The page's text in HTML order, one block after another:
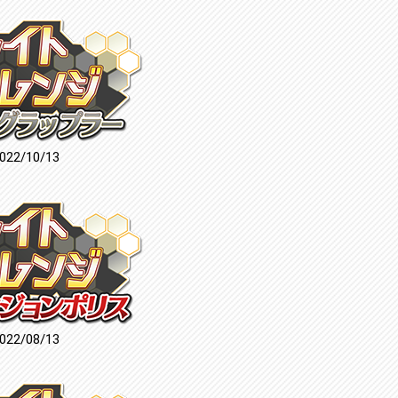
10/13
08/13